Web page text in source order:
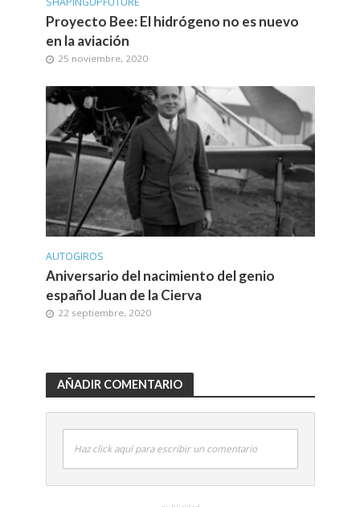
Proyecto Bee: El hidrógeno no es nuevo
en la aviación
25 noviembre, 2020
AUTOGIROS
Aniversario del nacimiento del genio
español Juan de la Cierva
22 septiembre, 2020
AÑADIR COMENTARIO
Haz click aquí para escribir un comentario